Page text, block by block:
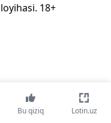
Bu qiziq Lotin.uz
loyihasi. 18+